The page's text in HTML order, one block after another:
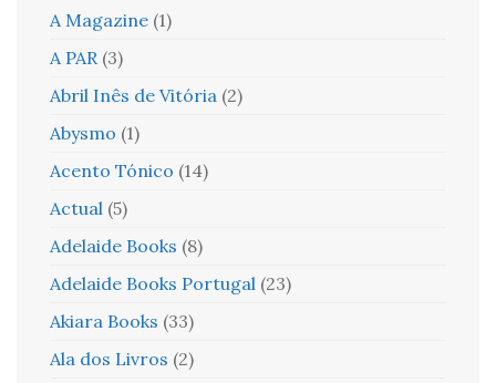
A Magazine (1)
A PAR (3)
Abril Inês de Vitória (2)
Abysmo (1)
Acento Tónico (14)
Actual (5)
Adelaide Books (8)
Adelaide Books Portugal (23)
Akiara Books (33)
Ala dos Livros (2)